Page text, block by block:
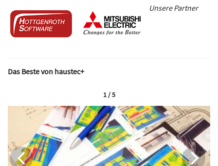
Unsere Partner
Das Beste von haustec+
1 / 5